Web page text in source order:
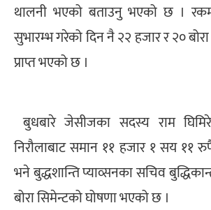
थालनी भएको बताउनु भएको छ ।
सुभारम्भ गरेको दिन नै २२ हजार र २०
प्राप्त भएको छ ।
बुधबारे जेसीजका सदस्य राम
निरौलाबाट समान ११ हजार १ सय ११
भने बुद्धशान्ति प्याव्सनका सचिव
बोरा सिमेन्टको घोषणा भएको छ ।